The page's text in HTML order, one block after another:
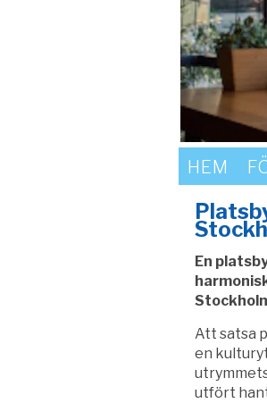
HEM
En
Att satsa
en
utfört